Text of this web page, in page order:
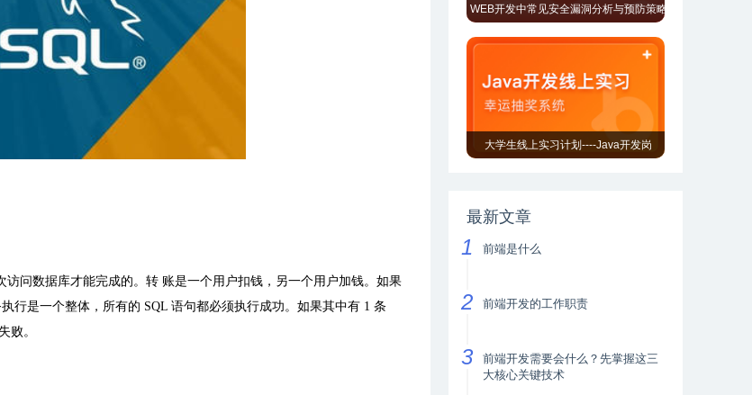
问数据库才能完成的。转 账是一个用户扣钱，另一个用户加钱。如果
行是一个整体，所有的 SQL 语句都必须执行成功。如果其中有 1 条
败。
WEB开发中常见安全漏洞分析与预防策略
大学生线上实习计划----Java开发岗
最新文章
前端是什么
前端开发的工作职责
前端开发需要会什么？先掌握这三
大核心关键技术